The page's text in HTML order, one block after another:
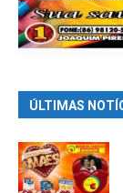
ÚLTIMAS